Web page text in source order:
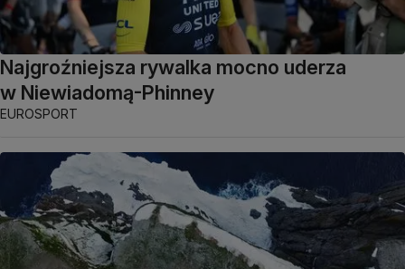
Najgroźniejsza rywalka mocno uderza
w Niewiadomą-Phinney
EUROSPORT